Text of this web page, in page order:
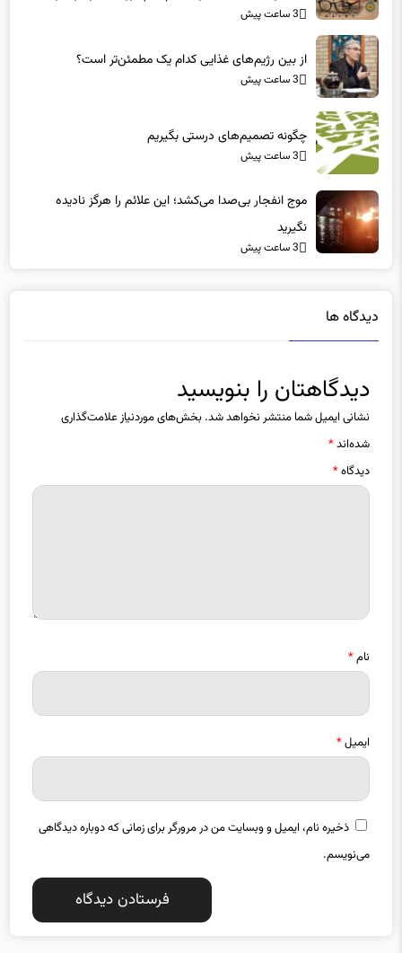
می‌کنند؟
3 ساعت پیش
از بین رژیم‌های غذایی کدام یک مطمئن‌تر است؟‌
3 ساعت پیش
چگونه تصمیم‌های درستی بگیریم
3 ساعت پیش
موج انفجار بی‌صدا می‌کشد؛ این علائم را هرگز نادیده
نگیرید
3 ساعت پیش
دیدگاه ها
دیدگاهتان را بنویسید
نشانی ایمیل شما منتشر نخواهد شد. بخش‌های موردنیاز علامت‌گذاری
شده‌اند*
دیدگاه*
نام*
ایمیل*
ذخیره نام، ایمیل و وبسایت من در مرورگر برای زمانی که دوباره دیدگاهی
می‌نویسم.